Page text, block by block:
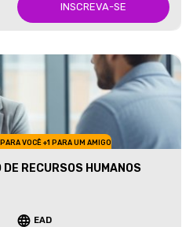
INSCREVA-SE
VOCÊ +1 PARA UM AMIGO
RECURSOS HUMANOS
EAD